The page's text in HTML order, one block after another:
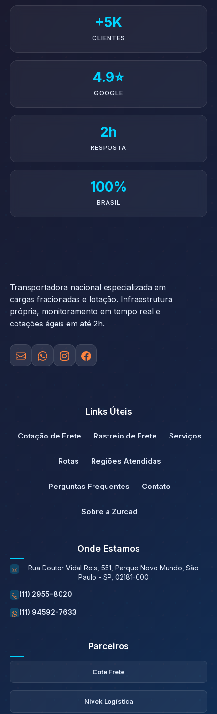
+5K
CLIENTES
4.9⭐
GOOGLE
2h
RESPOSTA
100%
BRASIL
Transportadora nacional especializada em
cargas fracionadas e lotação. Infraestrutura
própria, monitoramento em tempo real e
cotações ágeis em até 2h.
Links Úteis
Cotação de Frete Rastreio de Frete Serviços
Rotas Regiões Atendidas
Perguntas Frequentes Contato
Sobre a Zurcad
Onde Estamos
Rua Doutor Vidal Reis, 551, Parque Novo Mundo, São
Paulo - SP, 02181-000
(11) 2955-8020
(11) 94592-7633
Parceiros
Cote Frete
Nivek Logística